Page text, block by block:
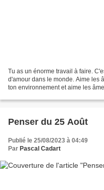
Tu as un énorme travail à faire.
d'amour dans le monde. Aime les
ton environnement et aime les
Penser du 25 Août
Publié le 25/08/2023 à 04:49
Par Pascal Cadart